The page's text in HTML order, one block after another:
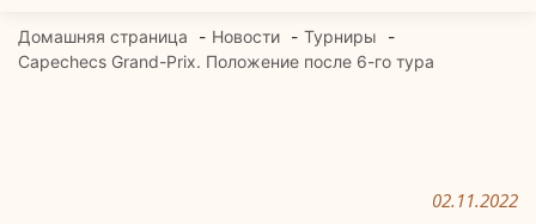
Домашняя страница Новости
Турниры
Capechecs Grand-Prix. Положение после 6-го тура
02.11.2022